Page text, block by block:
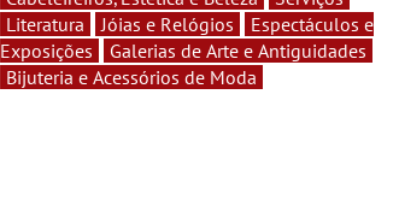
Literatura
Jóias e Relógios
Espectáculos e
Exposições
Galerias de Arte e Antiguidades
Bijuteria e Acessórios de Moda